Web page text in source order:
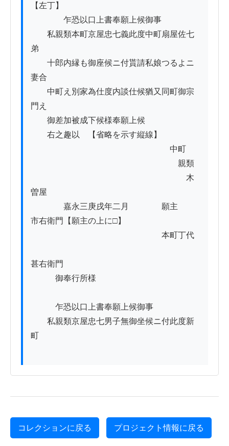
【左丁】
乍恐以口上書奉願上候御事
私親類本町京屋忠七義此度中町扇屋佐七
弟
十郎内縁も御座候ニ付貰請私娘つるよニ
妻合
中町え別家為仕度内談仕候猶又同町御宗
門え
御差加被成下候様奉願上候
右之趣以　【省略を示す縦線】
中町
親類
木
曽屋
嘉永三庚戌年二月　　　　願主
市右衛門【願主の上に□】
本町丁代
甚右衛門
御奉行所様
乍恐以口上書奉願上候御事
私親類京屋忠七男子無御坐候ニ付此度新
町
コレクションに戻る プロジェクト情報に戻る